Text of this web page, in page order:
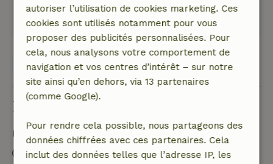
Ce texte est traduite automatiquement.
Montre l'original.
Voir les 3 avis
Bon à savoir
Détails du séjour
Arrivée: 16:00- 22:00
autoriser l’utilisation de cookies marketing. Ces
cookies sont utilisés notamment pour vous
proposer des publicités personnalisées. Pour
cela, nous analysons votre comportement de
navigation et vos centres d’intérêt – sur notre
site ainsi qu’en dehors, via 13 partenaires
(comme Google).
Pour rendre cela possible, nous partageons des
données chiffrées avec ces partenaires. Cela
inclut des données telles que l’adresse IP, les